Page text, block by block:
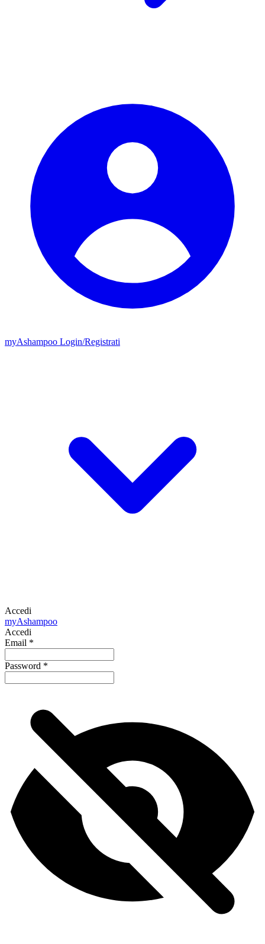
myAshampoo Login/Registrati
Accedi
myAshampoo
Accedi
Email *
Password *